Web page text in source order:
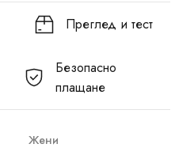
Преглед и тест
Безопасно
плащане
Жени